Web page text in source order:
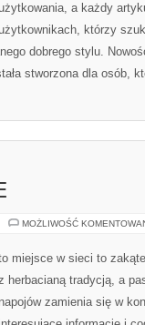
a każdy
którzy
dobrego stylu.
stworzona dla osób,
MOŻLIWOŚĆ
miejsce w sieci to
herbacianą tradycją, a
napojów zamienia się w